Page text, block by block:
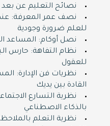
نصائح التعليم عن بعد
نصف عمر المعرفة:
للعلم ضرورة وجودية
نصل أوكام: المساعد
نظام التفاهة: حارس
للعقول
نظريات فن الإدارة:
القادة بين يديك
نظرية التسارع
بالذكاء الاصطناعي
نظرية التعلم